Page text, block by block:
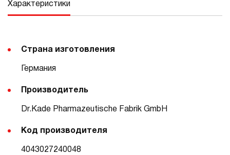
Характеристики
Страна изготовления
Германия
Производитель
Dr.Kade Pharmazeutische Fabrik GmbH
Код производителя
4043027240048